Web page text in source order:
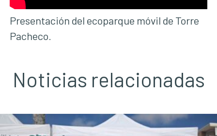
Presentación del ecoparque móvil de Torre
Pacheco.
Noticias relacionadas